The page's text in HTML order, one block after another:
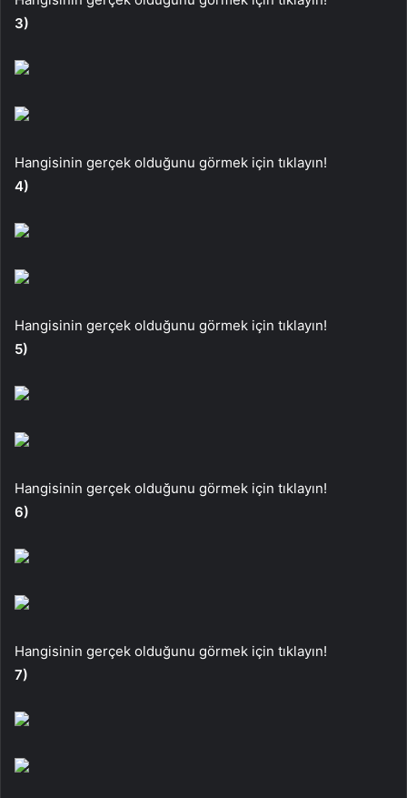
3)
Hangisinin gerçek olduğunu görmek için tıklayın!
4)
Hangisinin gerçek olduğunu görmek için tıklayın!
5)
Hangisinin gerçek olduğunu görmek için tıklayın!
6)
Hangisinin gerçek olduğunu görmek için tıklayın!
7)